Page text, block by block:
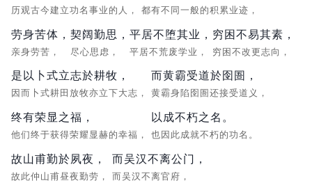
历观古今建立功名事业的人， 都有不同一般的积累业迹，
劳身苦体，
亲身劳苦，
契阔勤思，
尽心思虑，
平居不堕其业，
平居不荒废学业，
穷困不易其素，
穷困不改更志向，
是以卜式立志於耕牧，
因而卜式耕田放牧亦立下大志，
而黄霸受道於囹圄，
黄霸身陷囹圄还接受道义，
终有荣显之福，
他们终于获得荣耀显赫的幸福，
以成不朽之名。
也因此成就不朽的功名。
故山甫勤於夙夜，
故此仲山甫昼夜勤劳，
而吴汉不离公门，
而吴汉不离官府，